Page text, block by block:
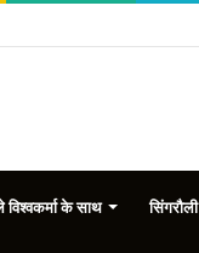
विश्वकर्मा के साथ सिंगरौली